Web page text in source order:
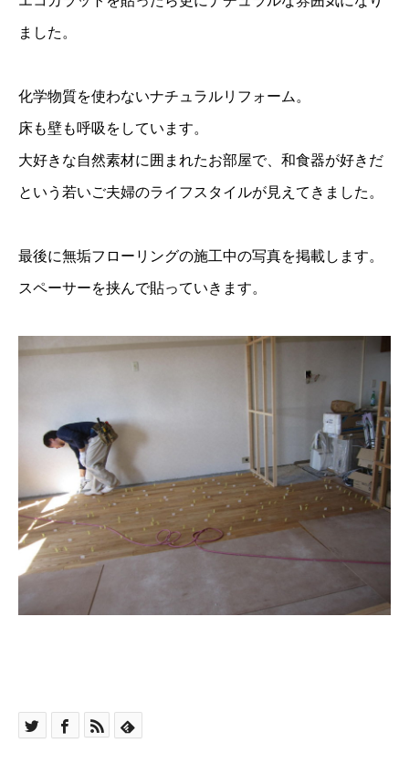
ました。
化学物質を使わないナチュラルリフォーム。
床も壁も呼吸をしています。
大好きな自然素材に囲まれたお部屋で、和食器が好きだ
という若いご夫婦のライフスタイルが見えてきました。
最後に無垢フローリングの施工中の写真を掲載します。
スペーサーを挟んで貼っていきます。